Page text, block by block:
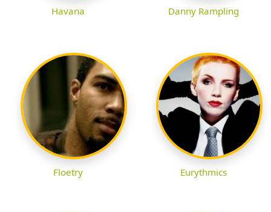
Havana Danny Rampling
Floetry Eurythmics